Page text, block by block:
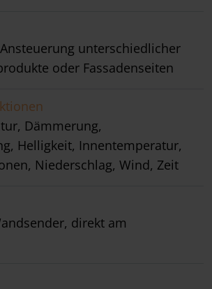
unterschiedlicher
oder Fassadenseiten
Dämmerung,
Helligkeit, Innentemperatur,
Niederschlag, Wind, Zeit
direkt am